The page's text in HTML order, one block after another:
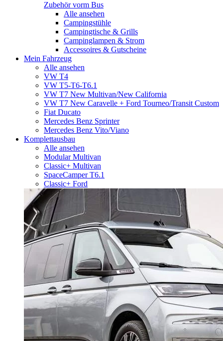
Zubehör vorm Bus
Alle ansehen
Campingstühle
Campingtische & Grills
Campinglampen & Strom
Accessoires & Gutscheine
Mein Fahrzeug
Alle ansehen
VW T4
VW T5-T6-T6.1
VW T7 New Multivan/New California
VW T7 New Caravelle + Ford Tourneo/Transit Custom
Fiat Ducato
Mercedes Benz Sprinter
Mercedes Benz Vito/Viano
Komplettausbau
Alle ansehen
Modular Multivan
Classic+ Multivan
SpaceCamper T6.1
Classic+ Ford